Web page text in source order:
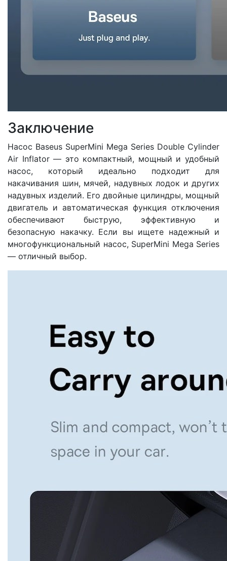
Заключение
Насос Baseus SuperMini Mega Series Double Cylinder
Air Inflator — это компактный, мощный и удобный
насос, который идеально подходит для
накачивания шин, мячей, надувных лодок и других
надувных изделий. Его двойные цилиндры, мощный
двигатель и автоматическая функция отключения
обеспечивают быструю, эффективную и
безопасную накачку. Если вы ищете надежный и
многофункциональный насос, SuperMini Mega Series
— отличный выбор.